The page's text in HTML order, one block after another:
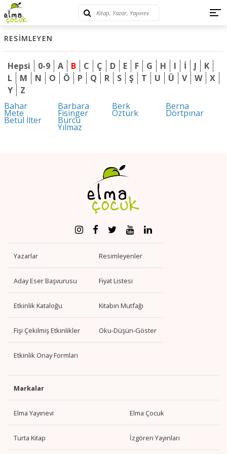
RESIMLEYEN
Hepsi 0-9 A B C Ç D E F G H I İ J
K
L
M N O Ö P Q R S Ş T U Ü V W
X
Y
Z
Bahar
Mete
Barbara
Fisinger
Berk
Öztürk
Berna
Dörtpınar
Betül İlter Burcu
Yılmaz
Yazarlar Resimleyenler
Aday Eser Başvurusu Fiyat Listesi
Etkinlik Kataloğu Kitabın Mutfağı
Fişi Çekilmiş Etkinlikler Oku-Düşün-Göster
Etkinlik Onay Formları
Markalar
Elma Yayınevi Elma Çocuk
Turta Kitap İzgören Yayınları